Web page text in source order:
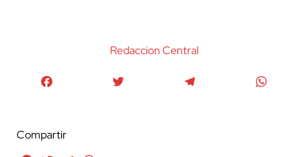
Redaccion Central
Compartir